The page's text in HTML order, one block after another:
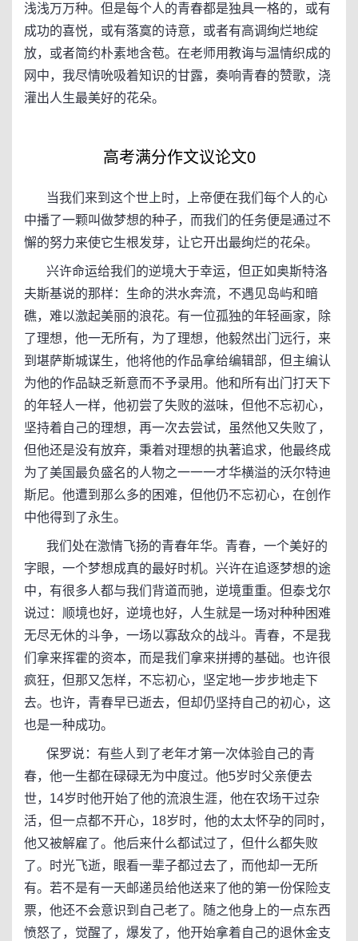
浅浅万万种。但是每个人的青春都是独具一格的，或有
成功的喜悦，或有落寞的诗意，或者有高调绚烂地绽
放，或者简约朴素地含苞。在老师用教诲与温情织成的
网中，我尽情吮吸着知识的甘露，奏响青春的赞歌，浇
灌出人生最美好的花朵。
高考满分作文议论文0
当我们来到这个世上时，上帝便在我们每个人的心
中播了一颗叫做梦想的种子，而我们的任务便是通过不
懈的努力来使它生根发芽，让它开出最绚烂的花朵。
兴许命运给我们的逆境大于幸运，但正如奥斯特洛
夫斯基说的那样：生命的洪水奔流，不遇见岛屿和暗
礁，难以激起美丽的浪花。有一位孤独的年轻画家，除
了理想，他一无所有，为了理想，他毅然出门远行，来
到堪萨斯城谋生，他将他的作品拿给编辑部，但主编认
为他的作品缺乏新意而不予录用。他和所有出门打天下
的年轻人一样，他初尝了失败的滋味，但他不忘初心，
坚持着自己的理想，再一次去尝试，虽然他又失败了，
但他还是没有放弃，秉着对理想的执著追求，他最终成
为了美国最负盛名的人物之一一一才华横溢的沃尔特迪
斯尼。他遭到那么多的困难，但他仍不忘初心，在创作
中他得到了永生。
我们处在激情飞扬的青春年华。青春，一个美好的
字眼，一个梦想成真的最好时机。兴许在追逐梦想的途
中，有很多人都与我们背道而驰，逆境重重。但泰戈尔
说过：顺境也好，逆境也好，人生就是一场对种种困难
无尽无休的斗争，一场以寡敌众的战斗。青春，不是我
们拿来挥霍的资本，而是我们拿来拼搏的基础。也许很
疯狂，但那又怎样，不忘初心，坚定地一步步地走下
去。也许，青春早已逝去，但却仍坚持自己的初心，这
也是一种成功。
保罗说：有些人到了老年才第一次体验自己的青
春，他一生都在碌碌无为中度过。他5岁时父亲便去
世，14岁时他开始了他的流浪生涯，他在农场干过杂
活，但一点都不开心，18岁时，他的太太怀孕的同时，
他又被解雇了。他后来什么都试过了，但什么都失败
了。时光飞逝，眼看一辈子都过去了，而他却一无所
有。若不是有一天邮递员给他送来了他的第一份保险支
票，他还不会意识到自己老了。随之他身上的一点东西
愤怒了，觉醒了，爆发了，他开始拿着自己的退休金支